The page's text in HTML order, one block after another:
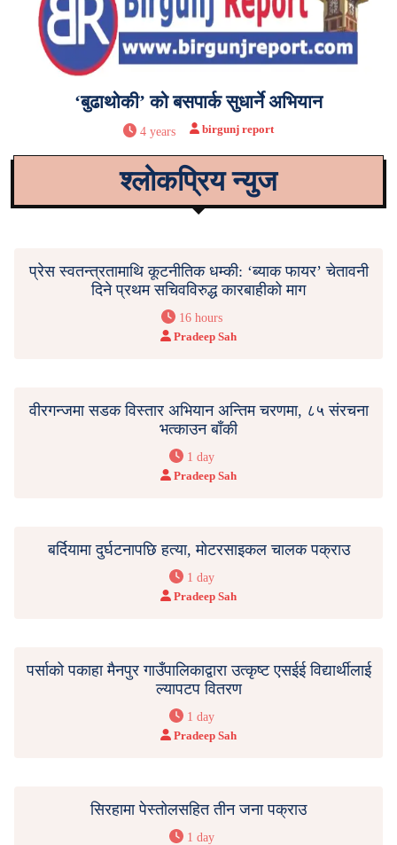
‘बुढाथोकी’ को बसपार्क सुधार्ने अभियान
4 years birgunj report
श्लोकप्रिय न्युज
प्रेस स्वतन्त्रतामाथि कूटनीतिक धम्की: ‘ब्याक फायर’ चेतावनी
दिने प्रथम सचिवविरुद्ध कारबाहीको माग
16 hours
Pradeep Sah
वीरगन्जमा सडक विस्तार अभियान अन्तिम चरणमा, ८५ संरचना
भत्काउन बाँकी
1 day
Pradeep Sah
बर्दियामा दुर्घटनापछि हत्या, मोटरसाइकल चालक पक्राउ
1 day
Pradeep Sah
पर्साको पकाहा मैनपुर गाउँपालिकाद्वारा उत्कृष्ट एसईई विद्यार्थीलाई
ल्यापटप वितरण
1 day
Pradeep Sah
सिरहामा पेस्तोलसहित तीन जना पक्राउ
1 day